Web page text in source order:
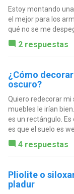
Estoy montando
el mejor para los
qué no se me
2 respuestas
¿Cómo
oscuro?
Quiero redecorar mi
muebles le irían
es un rectángulo.
es que el suelo es
4 respuestas
Pliolite o
pladur